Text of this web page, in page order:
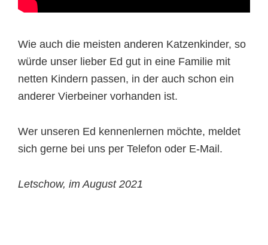
Wie auch die meisten anderen Katzenkinder, so
würde unser lieber Ed gut in eine Familie mit
netten Kindern passen, in der auch schon ein
anderer Vierbeiner vorhanden ist.
Wer unseren Ed kennenlernen möchte, meldet
sich gerne bei uns per Telefon oder E-Mail.
Letschow, im August 2021